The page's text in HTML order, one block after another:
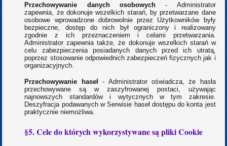
Przechowywanie danych osobowych - Administrator
zapewnia, że dokonuje wszelkich starań, by przetwarzane dane
osobowe wprowadzone dobrowolnie przez Użytkowników były
bezpieczne, dostęp do nich był ograniczony i realizowany
zgodnie z ich przeznaczeniem i celami przetwarzania.
Administrator zapewnia także, że dokonuje wszelkich starań w
celu zabezpieczenia posiadanych danych przed ich utratą,
poprzez stosowanie odpowiednich zabezpieczeń fizycznych jak i
organizacyjnych.
Przechowywanie haseł- Administrator oświadcza, że hasła
przechowywane są w zaszyfrowanej postaci, używając
najnowszych standardów i wytycznych w tym zakresie.
Deszyfracja podawanych w Serwisie haseł dostępu do konta jest
praktycznie niemożliwa.
§5. Cele do których wykorzystywane są pliki Cookie